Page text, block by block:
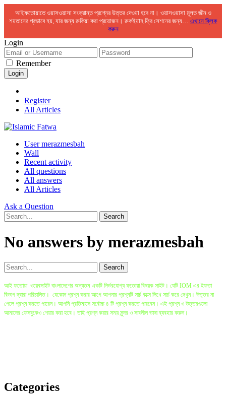
আইফতোয়াতে ওয়াসওয়াসা সংক্রান্ত প্রশ্নের উত্তর দেওয়া হবে না। ওয়াসওয়াসা মূলত জীন ও
শয়তানের প্রভাবে হয়, যার জন্য রুকিয়া করা প্রয়োজন। রুকইয়াহ ফ্রি সেশনের জন্য… এখানে ক্লিক
করুন
Login
Remember
Register
All Articles
User merazmesbah
Wall
Recent activity
All questions
All answers
All Articles
Ask a Question
No answers by merazmesbah
আই ফতোয়া ওয়েবসাইট বাংলাদেশের অন্যতম একটি নির্ভরযোগ্য ফতোয়া বিষয়ক সাইট। যেটি IOM এর ইফতা
বিভাগ দ্বারা পরিচালিত। যেকোন প্রশ্ন করার আগে আপনার প্রশ্নটি সার্চ বক্সে লিখে সার্চ করে দেখুন। উত্তর না
পেলে প্রশ্ন করতে পারেন। আপনি প্রতিমাসে সর্বোচ্চ ৪ টি প্রশ্ন করতে পারবেন। এই প্রশ্ন ও উত্তরগুলো
আমাদের ফেসবুকেও শেয়ার করা হবে। তাই প্রশ্ন করার সময় সুন্দর ও সাবলীল ভাষা ব্যবহার করুন।
Categories